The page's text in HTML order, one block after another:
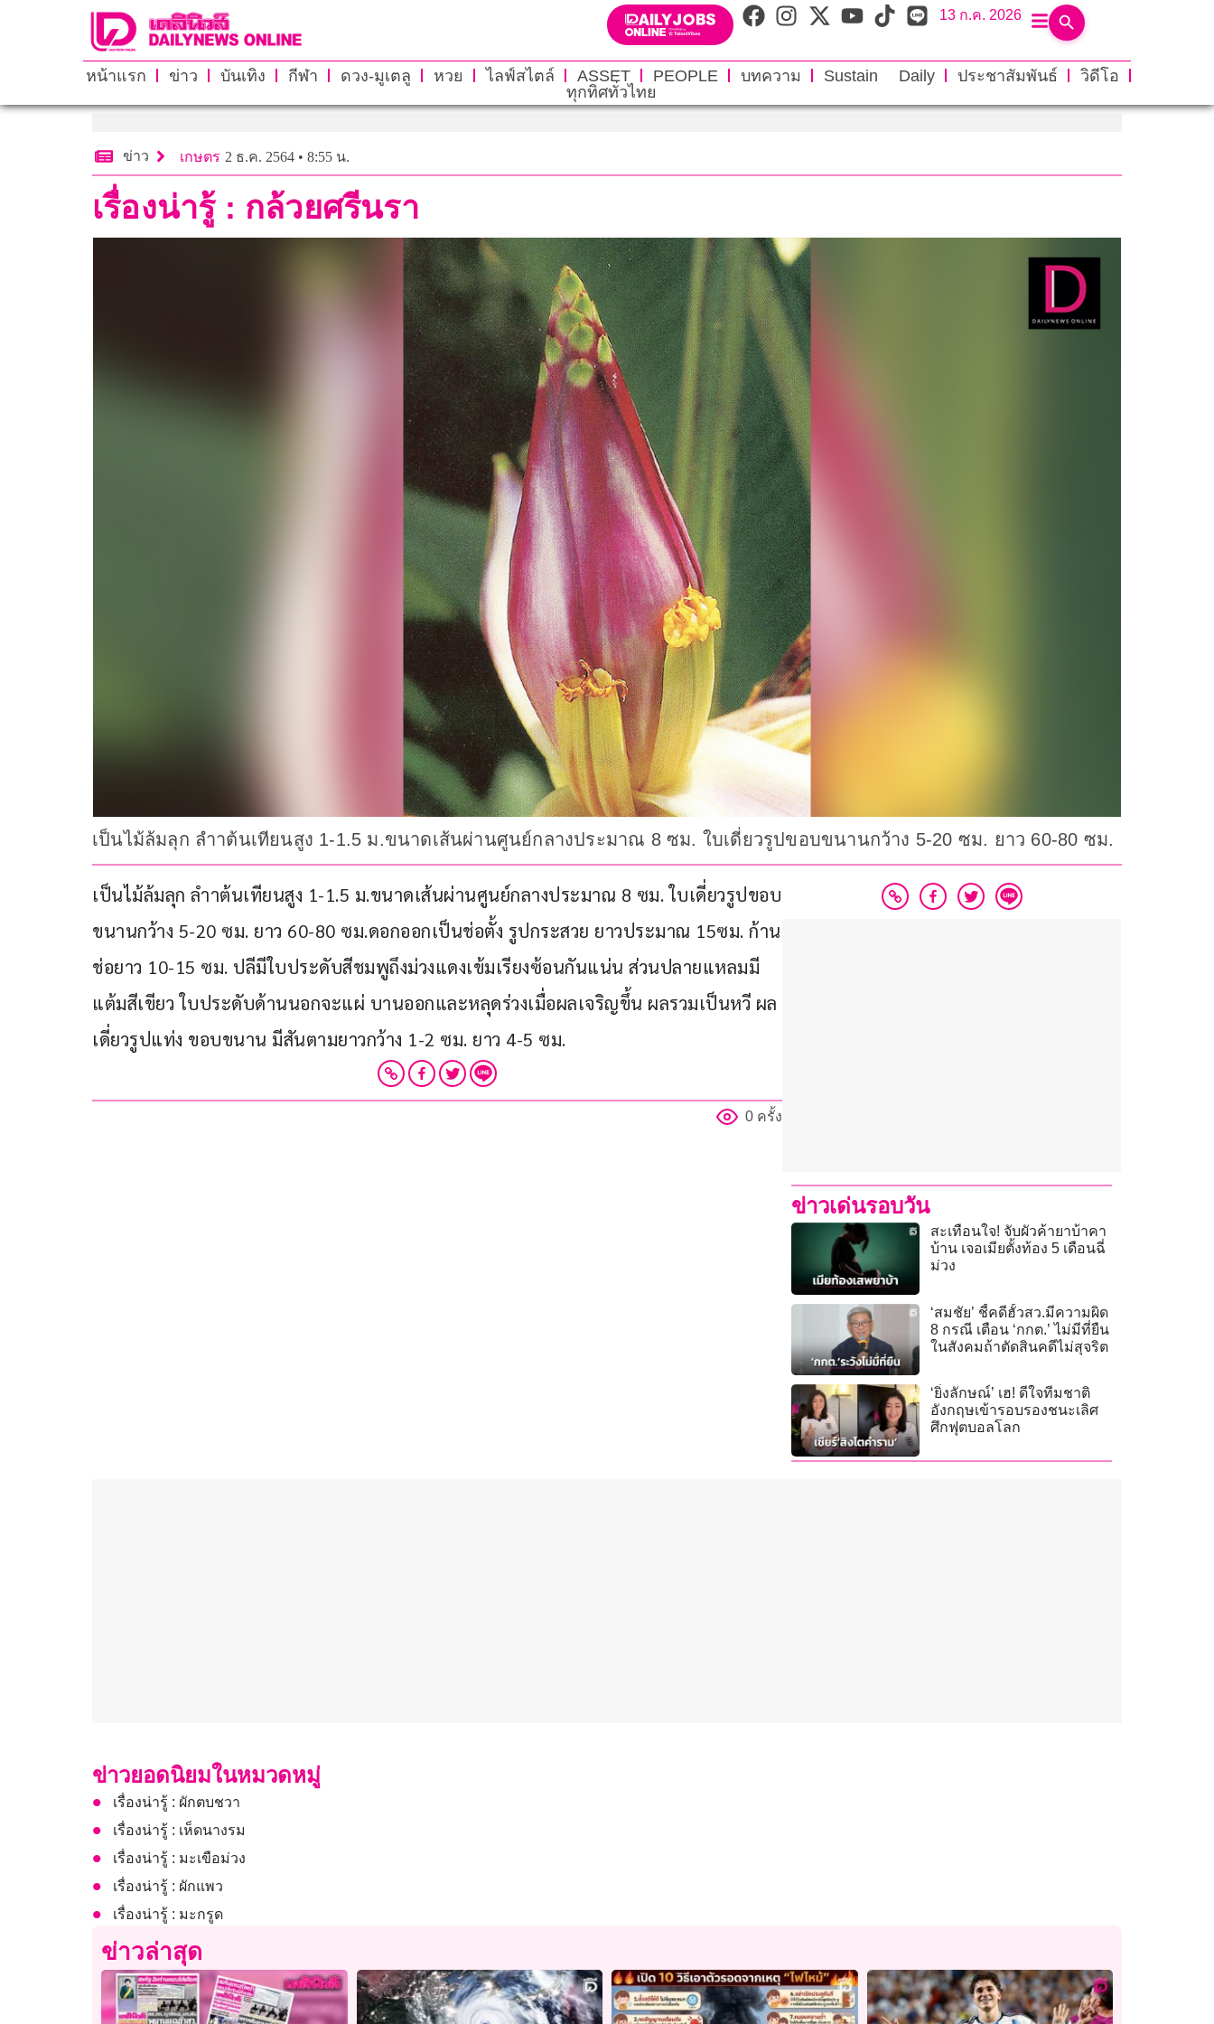
13 ก.ค. 2026
หน้าแรก ข่าว บันเทิง กีฬา ดวง-มูเตลู หวย ไลฟ์สไตล์ ASSET PEOPLE บทความ Sustain Daily ประชาสัมพันธ์
วิดีโอ
ทุกทิศทั่วไทย
ข่าว เกษตร 2 ธ.ค. 2564 • 8:55 น.
เรื่องน่ารู้ : กล้วยศรีนรา
เป็นไม้ล้มลุก ลำาต้นเทียนสูง 1-1.5 ม.ขนาดเส้นผ่านศูนย์กลางประมาณ 8 ซม. ใบเดี่ยวรูปขอบขนานกว้าง 5-20 ซม. ยาว 60-80 ซม.
เป็นไม้ล้มลุก ลำาต้นเทียนสูง 1-1.5 ม.ขนาดเส้นผ่านศูนย์กลางประมาณ 8 ซม. ใบเดี่ยวรูปขอบ
ขนานกว้าง 5-20 ซม. ยาว 60-80 ซม.ดอกออกเป็นช่อตั้ง รูปกระสวย ยาวประมาณ 15ซม. ก้าน
ช่อยาว 10-15 ซม. ปลีมีใบประดับสีชมพูถึงม่วงแดงเข้มเรียงซ้อนกันแน่น ส่วนปลายแหลมมี
แต้มสีเขียว ใบประดับด้านนอกจะแผ่ บานออกและหลุดร่วงเมื่อผลเจริญขึ้น ผลรวมเป็นหวี ผล
เดี่ยวรูปแท่ง ขอบขนาน มีสันตามยาวกว้าง 1-2 ซม. ยาว 4-5 ซม.
0 ครั้ง
ข่าวเด่นรอบวัน
สะเทือนใจ! จับผัวค้ายาบ้าคา
บ้าน เจอเมียตั้งท้อง 5 เดือนฉี่
ม่วง
‘สมชัย’ ชี้คดีฮั้วสว.มีความผิด
8 กรณี เตือน ‘กกต.’ ไม่มีที่ยืน
ในสังคมถ้าตัดสินคดีไม่สุจริต
‘ยิ่งลักษณ์’ เฮ! ดีใจทีมชาติ
อังกฤษเข้ารอบรองชนะเลิศ
ศึกฟุตบอลโลก
ข่าวยอดนิยมในหมวดหมู่
เรื่องน่ารู้ : ผักตบชวา
เรื่องน่ารู้ : เห็ดนางรม
เรื่องน่ารู้ : มะเขือม่วง
เรื่องน่ารู้ : ผักแพว
เรื่องน่ารู้ : มะกรูด
ข่าวล่าสุด